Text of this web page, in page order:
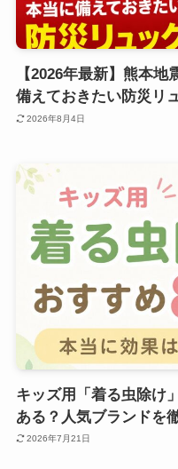
【2026年最新】熊本
備えておきたい防災リ
2026年8月4日
キッズ用「着る虫除け
ある？人気ブランドを
2026年7月21日